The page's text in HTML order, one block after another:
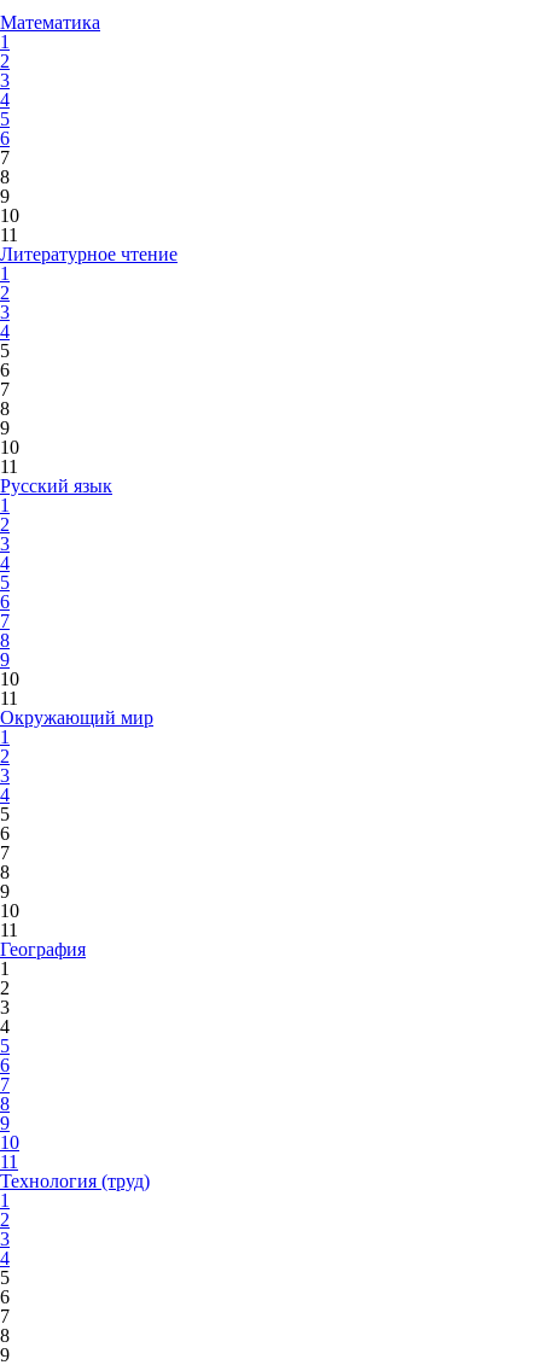
Математика
1
2
3
4
5
6
7
8
9
10
11
Литературное чтение
1
2
3
4
5
6
7
8
9
10
11
Русский язык
1
2
3
4
5
6
7
8
9
10
11
Окружающий мир
1
2
3
4
5
6
7
8
9
10
11
География
1
2
3
4
5
6
7
8
9
10
11
Технология (труд)
1
2
3
4
5
6
7
8
9